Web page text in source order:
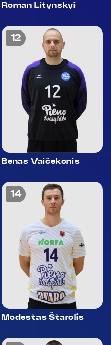
Roman Litynskyi
12
Benas Vaičekonis
14
Modestas Štarolis